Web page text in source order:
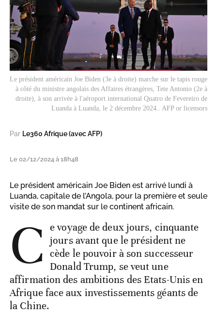
Le président américain Joe Biden (3e à droite) marche sur le tapis rouge
à côté du ministre angolais des Affaires étrangères, Tete Antonio (2e à
droite), à ​​son arrivée à l'aéroport international Quatro de Fevereiro de
Luanda à Luanda, le 2 décembre 2024.. AFP or licensors
Par Le360 Afrique (avec AFP)
Le 02/12/2024 à 18h48
Le président américain Joe Biden est arrivé lundi à
Luanda, capitale de l’Angola, pour la première et seule
visite de son mandat sur le continent africain.
C e voyage de deux jours, cinquante
jours avant que le président ne
cède le pouvoir à son successeur
Donald Trump, se veut une
affirmation des ambitions des Etats-Unis en
Afrique face aux investissements géants de
la Chine.